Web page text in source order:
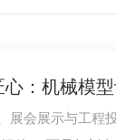
展会展示与工程